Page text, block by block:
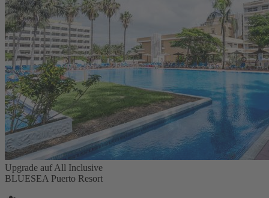
Upgrade auf All Inclusive
BLUESEA Puerto Resort